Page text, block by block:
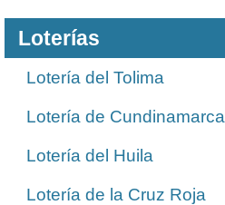
Loterías
Lotería del Tolima
Lotería de Cundinamarca
Lotería del Huila
Lotería de la Cruz Roja